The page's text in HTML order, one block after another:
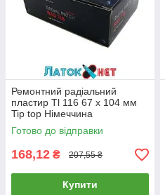
Ремонтний радіальний
пластир Tl 116 67 х 104 мм
Tip top Німеччина
Готово до відправки
168,12 ₴ 207,55 ₴
Купити